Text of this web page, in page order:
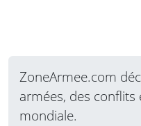
ZoneArmee.com
armées, des
mondiale.